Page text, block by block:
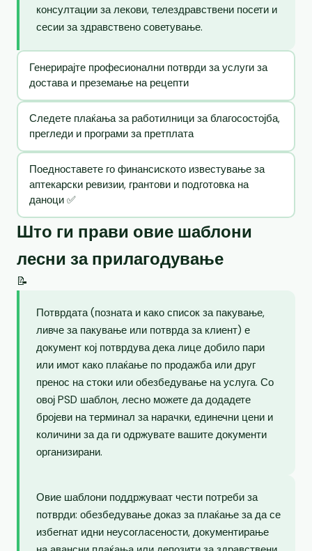
консултации за лекови, телездравствени посети и
сесии за здравствено советување.
Генерирајте професионални потврди за услуги за
достава и преземање на рецепти
Следете плаќања за работилници за благосостојба,
прегледи и програми за претплата
Поедноставете го финансиското известување за
аптекарски ревизии, грантови и подготовка на
даноци ✅
Што ги прави овие шаблони
лесни за прилагодување
📝
Потврдата (позната и како список за пакување,
ливче за пакување или потврда за клиент) е
документ кој потврдува дека лице добило пари
или имот како плаќање по продажба или друг
пренос на стоки или обезбедување на услуга. Со
овој PSD шаблон, лесно можете да додадете
бројеви на терминал за нарачки, единечни цени и
количини за да ги одржувате вашите документи
организирани.
Овие шаблони поддржуваат чести потреби за
потврди: обезбедување доказ за плаќање за да се
избегнат идни неусогласености, документирање